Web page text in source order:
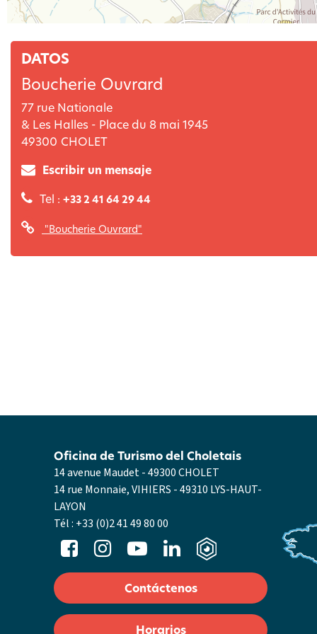
DATOS
Boucherie Ouvrard
77 rue Nationale
& Les Halles - Place du 8 mai 1945
49300 CHOLET
Escribir un mensaje
Tel : +33 2 41 64 29 44
"Boucherie Ouvrard"
14 avenue Maudet - 49300 CHOLET
14 rue Monnaie, VIHIERS - 49310 LYS-HAUT-
LAYON
Tél : +33 (0)2 41 49 80 00
Oficina de Turismo del Choletais
Contáctenos
Horarios